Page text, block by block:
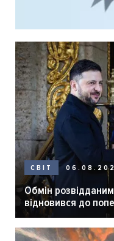
СВІТ
Обмін
відновився до